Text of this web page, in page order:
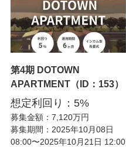
第4期 DOTOWN
APARTMENT（ID：153）
想定利回り：5%
募集金額：7,120万円
募集期間：2025年10月08日
08:00〜2025年10月21日 12:00